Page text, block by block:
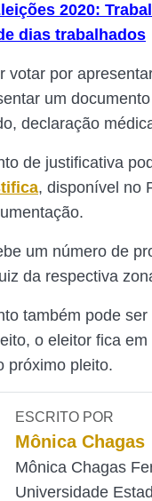
2020:
dias trabalhados
votar por
um
declaração
de justificativa
, disponível no
um número de
da respectiva
também pode
o eleitor fica
próximo pleito.
ESCRITO POR
Mônica Chagas
Mônica Chagas
Universidade